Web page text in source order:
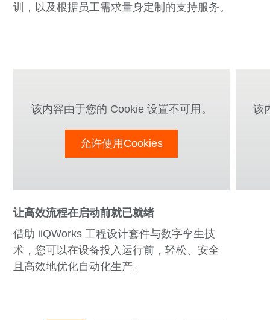
训，以及根据员工需求量身定制的支持服务。
该内容由于您的 Cookie 设置不可用。
允许使用Cookies
让高效流程在启动前就已就绪
借助 iiQWorks 工程设计套件与数字孪生技
术，您可以在设备投入运行前，轻松、安全
且高效地优化自动化生产。
该